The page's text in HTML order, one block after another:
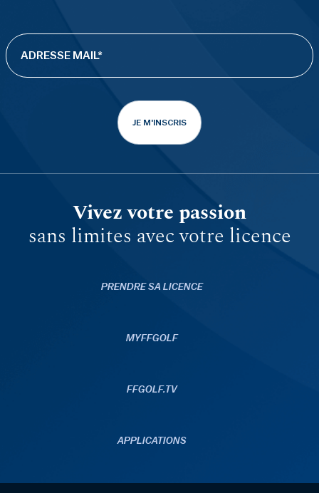
JE M'INSCRIS
Vivez votre passion
sans limites avec votre licence
PRENDRE SA LICENCE
MYFFGOLF
FFGOLF.TV
APPLICATIONS